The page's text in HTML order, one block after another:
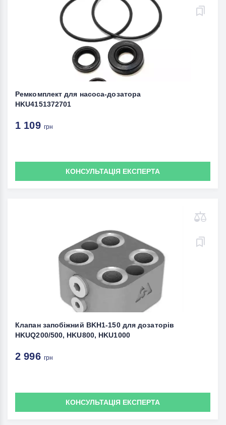
Ремкомплект для насоса-дозатора
HKU4151372701
1 109 грн
КОНСУЛЬТАЦІЯ ЕКСПЕРТА
Клапан запобіжний BKH1-150 для дозаторів
HKUQ200/500, HKU800, HKU1000
2 996 грн
КОНСУЛЬТАЦІЯ ЕКСПЕРТА